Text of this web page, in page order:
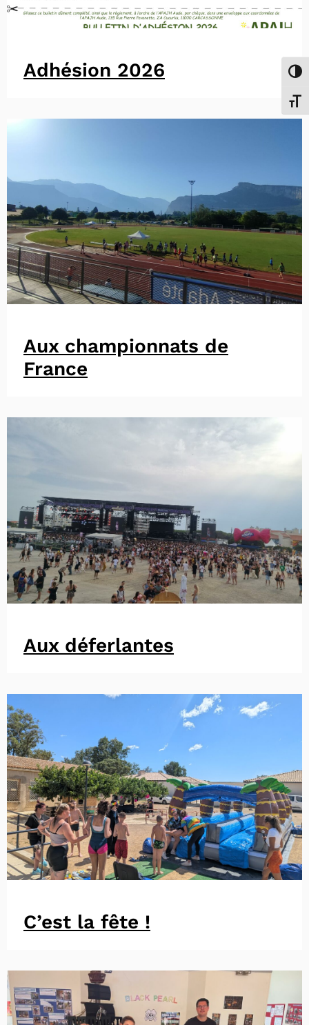
Adhésion 2026
Aux championnats de
France
Aux déferlantes
C’est la fête !